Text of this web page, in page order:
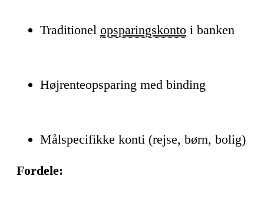
Traditionel opsparingskonto i banken
Højrenteopsparing med binding
Målspecifikke konti (rejse, børn, bolig)
Fordele: